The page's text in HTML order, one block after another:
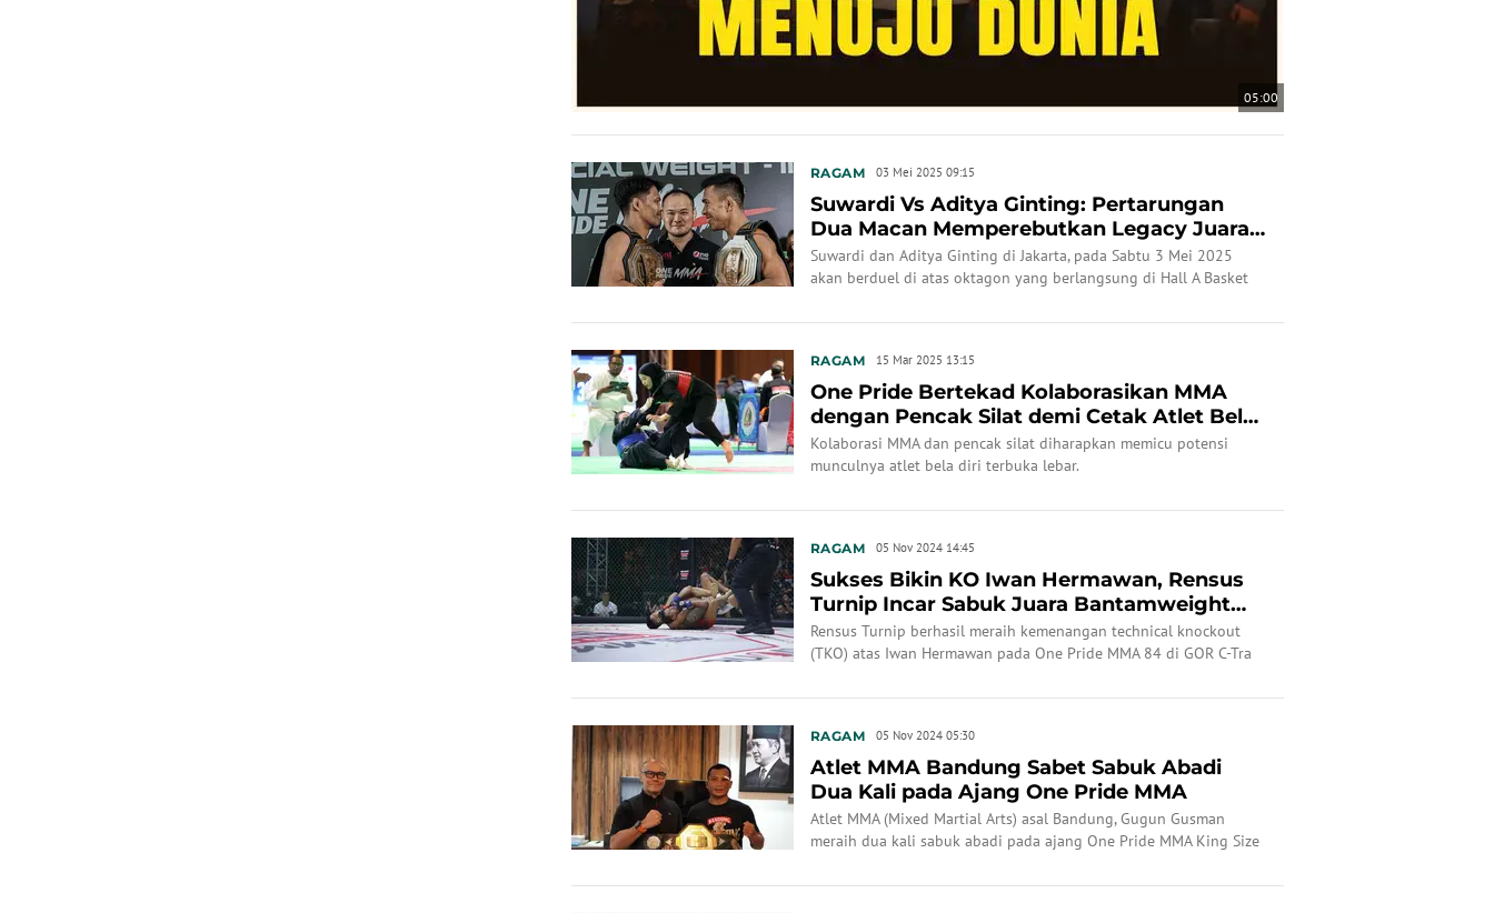
05:00
RAGAM 03 Mei 2025 09:15
Suwardi Vs Aditya Ginting: Pertarungan
Dua Macan Memperebutkan Legacy Juara
Sejati
Suwardi dan Aditya Ginting di Jakarta, pada Sabtu 3 Mei 2025
akan berduel di atas oktagon yang berlangsung di Hall A Basket
RAGAM 15 Mar 2025 13:15
One Pride Bertekad Kolaborasikan MMA
dengan Pencak Silat demi Cetak Atlet Bela
Diri Indone...
Kolaborasi MMA dan pencak silat diharapkan memicu potensi
munculnya atlet bela diri terbuka lebar.
RAGAM 05 Nov 2024 14:45
Sukses Bikin KO Iwan Hermawan, Rensus
Turnip Incar Sabuk Juara Bantamweight
MMA
Rensus Turnip berhasil meraih kemenangan technical knockout
(TKO) atas Iwan Hermawan pada One Pride MMA 84 di GOR C-Tra
RAGAM 05 Nov 2024 05:30
Atlet MMA Bandung Sabet Sabuk Abadi
Dua Kali pada Ajang One Pride MMA
Atlet MMA (Mixed Martial Arts) asal Bandung, Gugun Gusman
meraih dua kali sabuk abadi pada ajang One Pride MMA King Size
Yacub Christ dalam pertarungan titel fight divisi bantam weight di